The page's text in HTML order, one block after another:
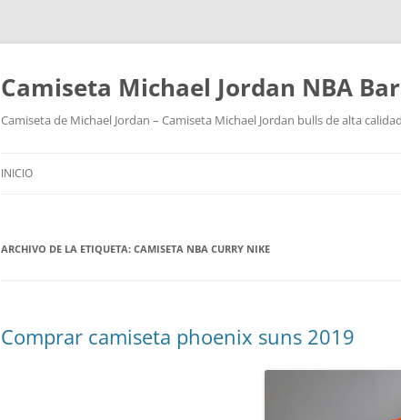
Camiseta Michael Jordan NBA
Camiseta de Michael Jordan – Camiseta Michael Jordan bulls de alta
INICIO
ARCHIVO DE LA ETIQUETA: CAMISETA NBA CURRY NIKE
Comprar camiseta phoenix suns 2019